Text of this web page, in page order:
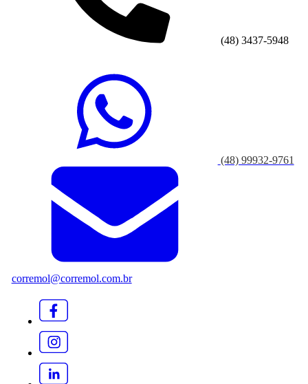
(48) 3437-5948
(48) 99932-9761
corremol@corremol.com.br